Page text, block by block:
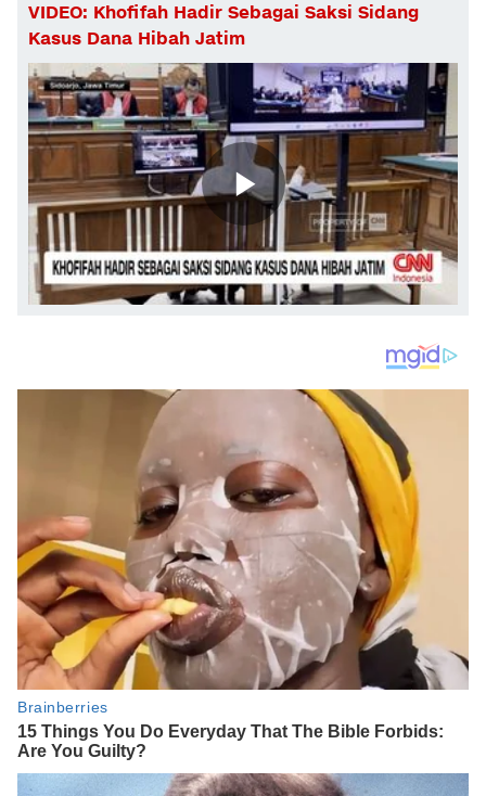
VIDEO: Khofifah Hadir Sebagai Saksi Sidang
Kasus Dana Hibah Jatim